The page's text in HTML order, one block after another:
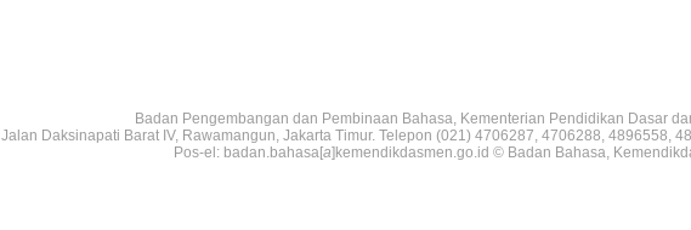
Badan Pengembangan dan Pembinaan Bahasa, Kementerian Pendidikan Dasar
Jalan Daksinapati Barat IV, Rawamangun, Jakarta Timur. Telepon (021) 4706287, 4706288, 4896558,
Pos-el: badan.bahasa[a]kemendikdasmen.go.id © Badan Bahasa,